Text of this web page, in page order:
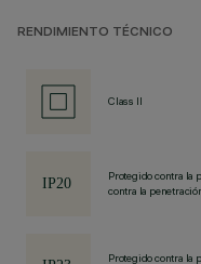
RENDIMIENTO TÉCNICO
Class II
Protegido contra la
contra la
Protegido contra la